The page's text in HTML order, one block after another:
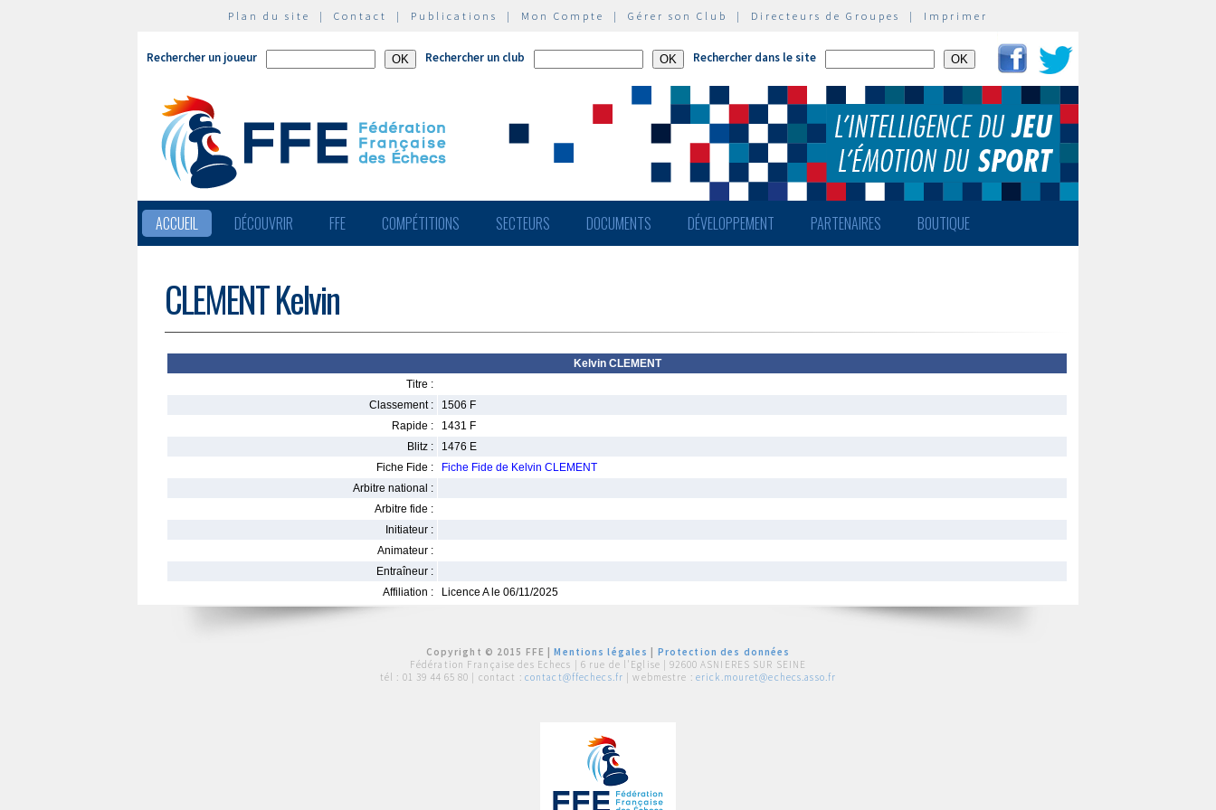
Plan du site | Contact | Publications | Mon Compte | Gérer son Club | Directeurs de Groupes | Imprimer
Rechercher un joueur Rechercher un club Rechercher dans le site
ACCUEIL DÉCOUVRIR FFE COMPÉTITIONS SECTEURS DOCUMENTS DÉVELOPPEMENT PARTENAIRES BOUTIQUE
CLEMENT Kelvin
Kelvin CLEMENT
Titre :
Classement :
1506 F
Rapide :
1431 F
Blitz :
1476 E
Fiche Fide :
Fiche Fide de Kelvin CLEMENT
Arbitre national :
Arbitre fide :
Initiateur :
Animateur :
Entraîneur :
Affiliation :
Licence A le 06/11/2025
Copyright © 2015 FFE |Mentions légales
Protection des données
Fédération Française des Echecs | 6 rue de l'Eglise | 92600 ASNIERES SUR SEINE
tél : 01 39 44 65 80 | contact : contact@ffechecs.fr | webmestre : erick.mouret@echecs.asso.fr